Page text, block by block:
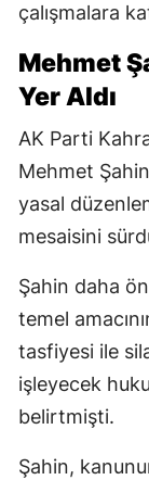
çalışmalara
Mehmet
Yer Aldı
AK Parti
Mehmet
yasal
mesaisini
Şahin daha
temel
tasfiyesi ile
işleyecek
belirtmişti.
Şahin,